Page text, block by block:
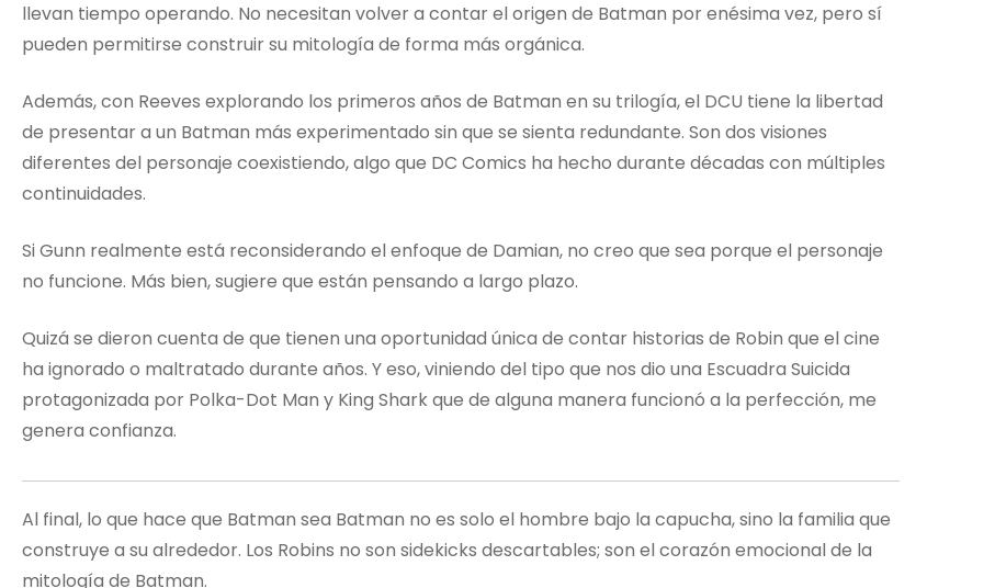
llevan tiempo operando. No necesitan volver a contar el origen de Batman por enésima vez, pero sí
pueden permitirse construir su mitología de forma más orgánica.
Además, con Reeves explorando los primeros años de Batman en su trilogía, el DCU tiene la libertad
de presentar a un Batman más experimentado sin que se sienta redundante. Son dos visiones
diferentes del personaje coexistiendo, algo que DC Comics ha hecho durante décadas con múltiples
continuidades.
Si Gunn realmente está reconsiderando el enfoque de Damian, no creo que sea porque el personaje
no funcione. Más bien, sugiere que están pensando a largo plazo.
Quizá se dieron cuenta de que tienen una oportunidad única de contar historias de Robin que el cine
ha ignorado o maltratado durante años. Y eso, viniendo del tipo que nos dio una Escuadra Suicida
protagonizada por Polka-Dot Man y King Shark que de alguna manera funcionó a la perfección, me
genera confianza.
Al final, lo que hace que Batman sea Batman no es solo el hombre bajo la capucha, sino la familia que
construye a su alrededor. Los Robins no son sidekicks descartables; son el corazón emocional de la
mitología de Batman.